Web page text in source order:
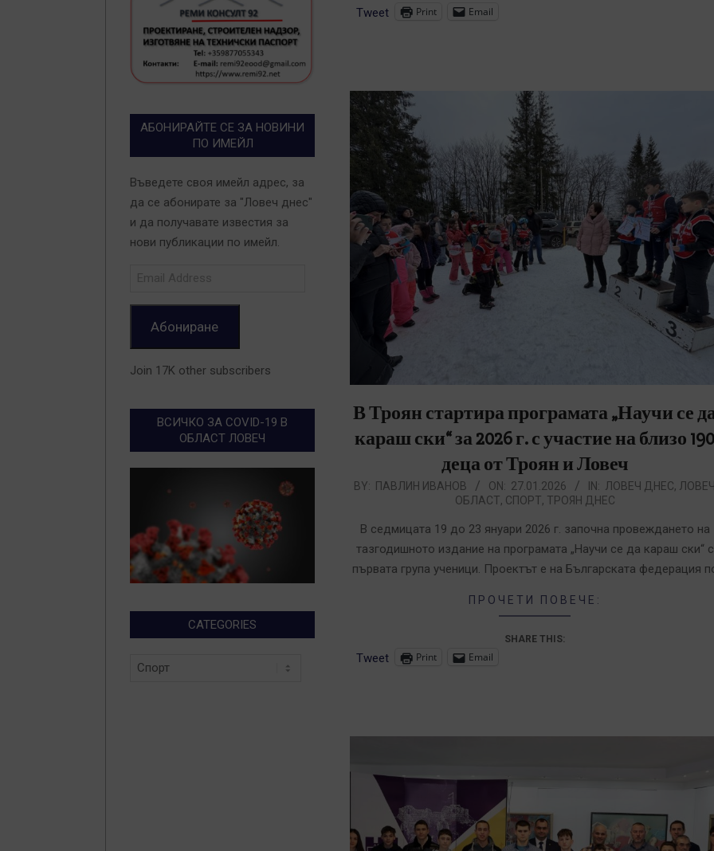
Tweet Print Email
В Троян стартира програмата „Научи се
караш ски“ за 2026 г. с участие на близо 190
деца от Троян и Ловеч
2026-
27
BY: ПАВЛИН ИВАНОВ ON: 27.01.2026 IN: ЛОВЕЧ ДНЕС,
ОБЛАСТ, СПОРТ, ТРОЯН ДНЕС
В седмицата 19 до 23 януари 2026 г. започна провеждането на
тазгодишното издание на програмата „Научи се да караш ски“ с
първата група ученици. Проектът е на Българската федерация
ПРОЧЕТИ ПОВЕЧЕ:
SHARE THIS:
Tweet Print Email
АБОНИРАЙТЕ СЕ ЗА НОВИНИ
ПО ИМЕЙЛ
Въведете своя имейл адрес, за
да се абонирате за "Ловеч днес"
и да получавате известия за
нови публикации по имейл.
Абониране
Join 17K other subscribers
ВСИЧКО ЗА COVID-19 В
ОБЛАСТ ЛОВЕЧ
CATEGORIES
Categories